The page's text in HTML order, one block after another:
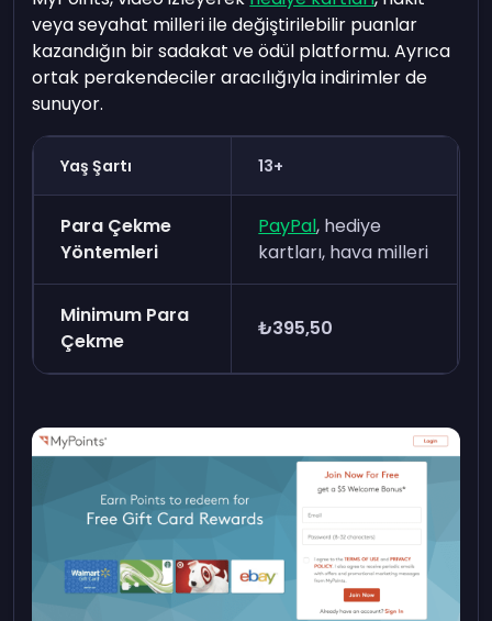
veya seyahat milleri ile değiştirilebilir puanlar
kazandığın bir sadakat ve ödül platformu. Ayrıca
ortak perakendeciler aracılığıyla indirimler de
sunuyor.
Yaş Şartı 13+
Para Çekme
Yöntemleri
PayPal, hediye
kartları, hava milleri
Minimum Para
Çekme
₺395,50